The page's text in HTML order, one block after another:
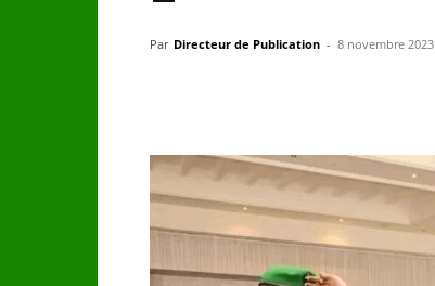
Par Directeur de Publication - 8 novembre 2023